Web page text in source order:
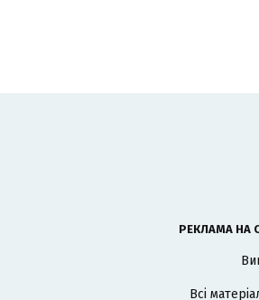
РЕКЛАМА НА
Всі